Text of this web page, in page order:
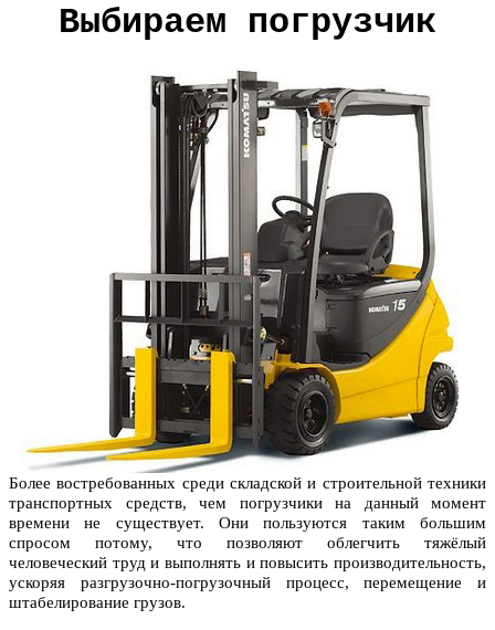
Выбираем погрузчик
Более востребованных среди складской и строительной техники
транспортных средств, чем погрузчики на данный момент
времени не существует. Они пользуются таким большим
спросом потому, что позволяют облегчить тяжёлый
человеческий труд и выполнять и повысить производительность,
ускоряя разгрузочно-погрузочный процесс, перемещение и
штабелирование грузов.